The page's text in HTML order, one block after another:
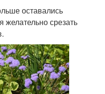
оставались
срезать